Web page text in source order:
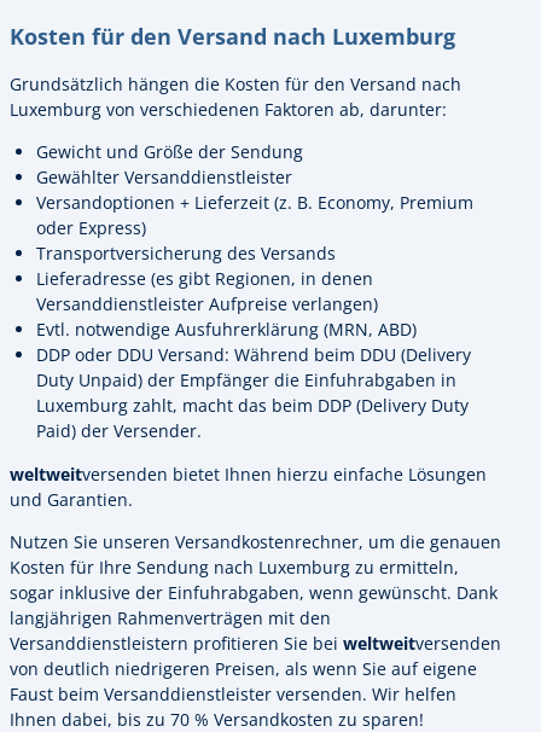
Kosten für den Versand nach Luxemburg
Grundsätzlich hängen die Kosten für den Versand nach
Luxemburg von verschiedenen Faktoren ab, darunter:
Gewicht und Größe der Sendung
Gewählter Versanddienstleister
Versandoptionen + Lieferzeit (z. B. Economy, Premium
oder Express)
Transportversicherung des Versands
Lieferadresse (es gibt Regionen, in denen
Versanddienstleister Aufpreise verlangen)
Evtl. notwendige Ausfuhrerklärung (MRN, ABD)
DDP oder DDU Versand: Während beim DDU (Delivery
Duty Unpaid) der Empfänger die Einfuhrabgaben in
Luxemburg zahlt, macht das beim DDP (Delivery Duty
Paid) der Versender.
weltweitversenden bietet Ihnen hierzu einfache Lösungen
und Garantien.
Nutzen Sie unseren Versandkostenrechner, um die genauen
Kosten für Ihre Sendung nach Luxemburg zu ermitteln,
sogar inklusive der Einfuhrabgaben, wenn gewünscht. Dank
langjährigen Rahmenverträgen mit den
Versanddienstleistern profitieren Sie bei weltweitversenden
von deutlich niedrigeren Preisen, als wenn Sie auf eigene
Faust beim Versanddienstleister versenden. Wir helfen
Ihnen dabei, bis zu 70 % Versandkosten zu sparen!